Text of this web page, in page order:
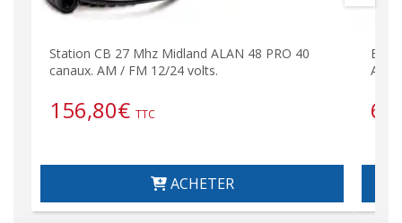
Station CB 27 Mhz Midland ALAN 48 PRO 40
canaux. AM / FM 12/24 volts.
156,80€ TTC
ACHETER
AM/